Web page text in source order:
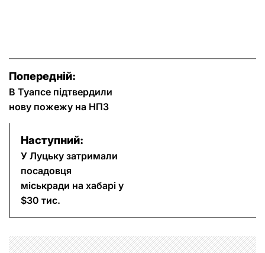
Н
а
в
ц
і
Попередній:
В Туапсе підтвердили
нову пожежу на НПЗ
Наступний:
У Луцьку затримали
посадовця
міськради на хабарі у
$30 тис.